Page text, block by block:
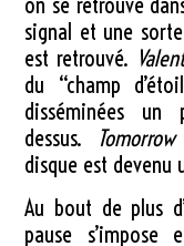
signal et une
est retrouvé.
du “champ
disséminées
dessus.
Tomorrow
disque est devenu
Au bout de plus
pause